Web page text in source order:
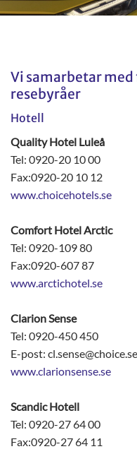
Vi samarbetar
resebyråer
Hotell
Quality Hotel Luleå
Tel: 0920-20 10 00
Fax:0920-20 10 12
www.choicehotels.se
Comfort Hotel Arctic
Tel: 0920-109 80
Fax:0920-607 87
www.arctichotel.se
Clarion Sense
Tel: 0920-450 450
E-post: cl.sense@choice.se
www.clarionsense.se
Scandic Hotell
Tel: 0920-27 64 00
Fax:0920-27 64 11